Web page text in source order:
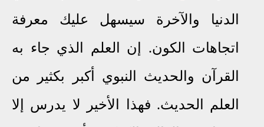
الدنيا والآخرة سيسهل عليك معرفة
اتجاهات الكون. إن العلم الذي جاء به
القرآن والحديث النبوي أكبر بكثير من
العلم الحديث. فهذا الأخير لا يدرس إلا